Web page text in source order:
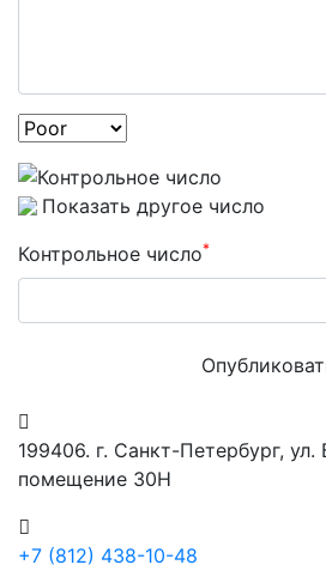
Показать другое число
Контрольное число*
199406. г. Санкт-Петербург,
помещение 30Н
+7 (812) 438-10-48